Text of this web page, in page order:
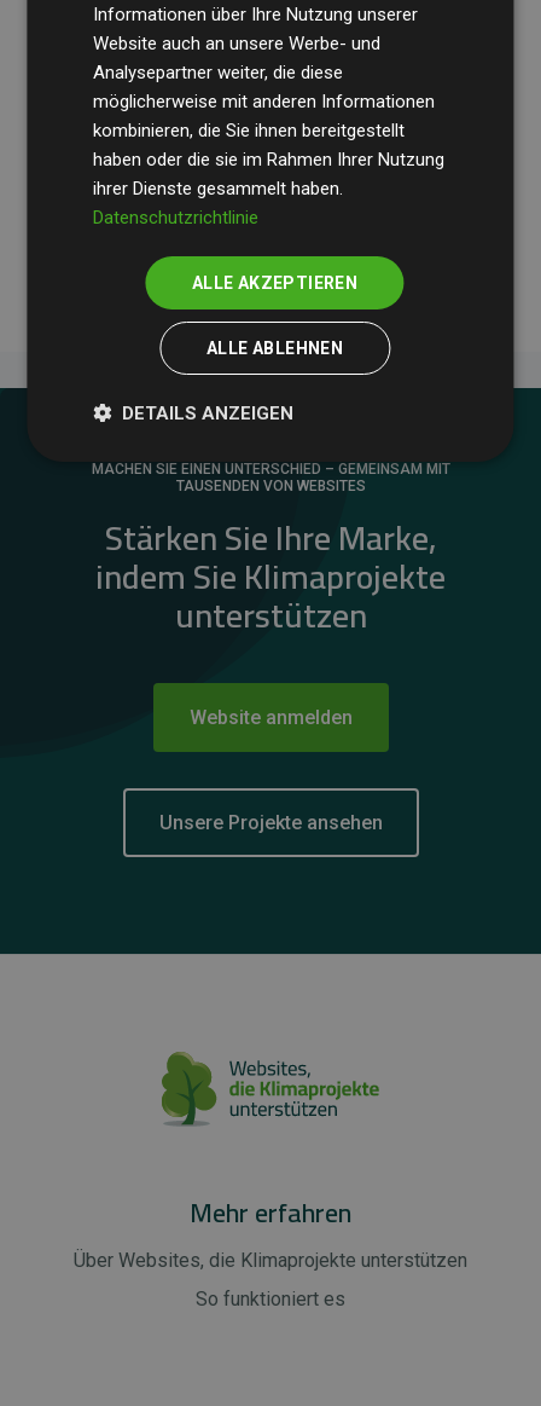
Die Wirtschaftsprüfungsgesellschaft BDOüberprüft
regelmäßig unsere Berechnungen und Methodik, um
Transparenz und Verlässlichkeit sicherzustellen.
Ihre Prüfungen belegen, dass unsere Investitionen in
Klimaschutzprojekte im Durchschnitt200 % der
geschätzten CO₂-Emissionender teilnehmenden
Websites kompensieren – ein klarer Nachweis für die
messbare Klimawirkung unseres Ansatzes.
MACHEN SIE EINEN UNTERSCHIED – GEMEINSAM MIT
TAUSENDEN VON WEBSITES
Stärken Sie Ihre Marke,
indem Sie Klimaprojekte
unterstützen
Website anmelden
Unsere Projekte ansehen
Mehr erfahren
Über Websites, die Klimaprojekte unterstützen
So funktioniert es
Informationen über Ihre Nutzung unserer
Website auch an unsere Werbe- und
Analysepartner weiter, die diese
möglicherweise mit anderen Informationen
kombinieren, die Sie ihnen bereitgestellt
haben oder die sie im Rahmen Ihrer Nutzung
ihrer Dienste gesammelt haben.
Datenschutzrichtlinie
ALLE AKZEPTIEREN
ALLE ABLEHNEN
DETAILS ANZEIGEN